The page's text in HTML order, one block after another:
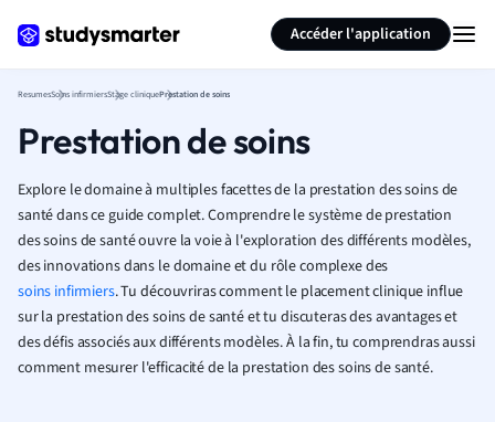
Accéder l'application
ResumesSoins infirmiersStage cliniquePrestation de soins
Prestation de soins
Explore le domaine à multiples facettes de la prestation des soins de
santé dans ce guide complet. Comprendre le système de prestation
des soins de santé ouvre la voie à l'exploration des différents modèles,
des innovations dans le domaine et du rôle complexe des
soins infirmiers. Tu découvriras comment le placement clinique influe
sur la prestation des soins de santé et tu discuteras des avantages et
des défis associés aux différents modèles. À la fin, tu comprendras aussi
comment mesurer l'efficacité de la prestation des soins de santé.
Résumer la page